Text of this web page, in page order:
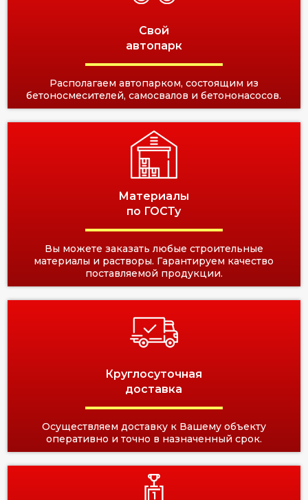
Свой
автопарк
Располагаем автопарком, состоящим из
бетоносмесителей, самосвалов и бетононасосов.
Материалы
по ГОСТу
Вы можете заказать любые строительные
материалы и растворы. Гарантируем качество
поставляемой продукции.
Круглосуточная
доставка
Осуществляем доставку к Вашему объекту
оперативно и точно в назначенный срок.